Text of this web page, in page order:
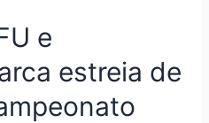
e
estreia de